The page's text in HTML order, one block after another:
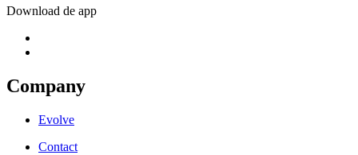
Download de app
Company
Evolve
Contact